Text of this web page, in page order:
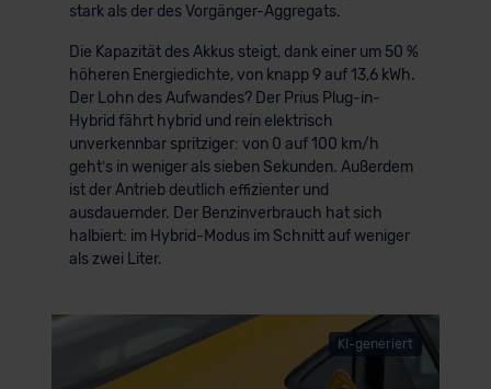
stark als der des Vorgänger-Aggregats.
Die Kapazität des Akkus steigt, dank einer um 50 %
höheren Energiedichte, von knapp 9 auf 13,6 kWh.
Der Lohn des Aufwandes? Der Prius Plug-in-
Hybrid fährt hybrid und rein elektrisch
unverkennbar spritziger: von 0 auf 100 km/h
geht’s in weniger als sieben Sekunden. Außerdem
ist der Antrieb deutlich effizienter und
ausdauernder. Der Benzinverbrauch hat sich
halbiert: im Hybrid-Modus im Schnitt auf weniger
als zwei Liter.
KI-generiert